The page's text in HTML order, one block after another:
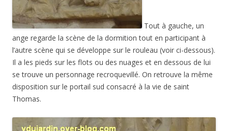
Tout à gauche, un
ange regarde la scène de la dormition tout en participant à
l’autre scène qui se développe sur le rouleau (voir ci-dessous).
Il a les pieds sur les flots ou des nuages et en dessous de lui
se trouve un personnage recroquevillé. On retrouve la même
disposition sur le portail sud consacré à la vie de saint
Thomas.